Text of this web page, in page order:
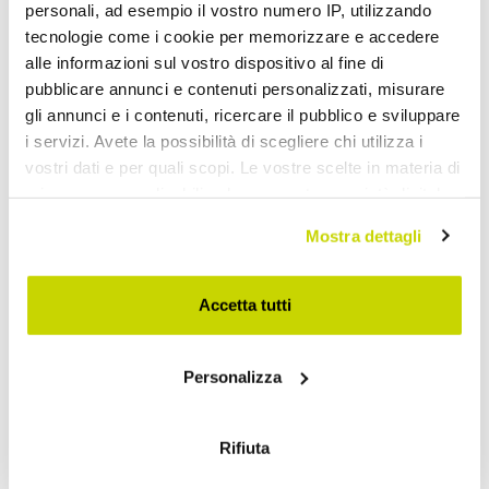
personali, ad esempio il vostro numero IP, utilizzando
tecnologie come i cookie per memorizzare e accedere
alle informazioni sul vostro dispositivo al fine di
pubblicare annunci e contenuti personalizzati, misurare
gli annunci e i contenuti, ricercare il pubblico e sviluppare
i servizi. Avete la possibilità di scegliere chi utilizza i
vostri dati e per quali scopi. Le vostre scelte in materia di
modificare o revocare il proprio consenso in qualsiasi
momento dalla Dichiarazione sui cookie o facendo clic
sull'icona di attivazione della privacy.
raccogliere informazioni sulla tua posizione
Identificare il tuo dispositivo, scansionandolo
Mostra dettagli
Accetta tutti
Personalizza
Rifiuta
Oferta por tempo limitado.
Não perca!